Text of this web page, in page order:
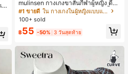
ห
ง
mulinsen กางเกงขาสั้นกีฬาผู้หญิง ดีไซ
น์ปลายเปิด เอวยืดหยุ่น กางเกงขาสั้น
ลำลองกีฬาฤดูร้อน ความยาว 3/4
#1 ขายดี
ใน กางเกงในผู้หญิงแบบแอคทีฟ
100+ sold
฿55 -50% 3 วันสุดท้าย